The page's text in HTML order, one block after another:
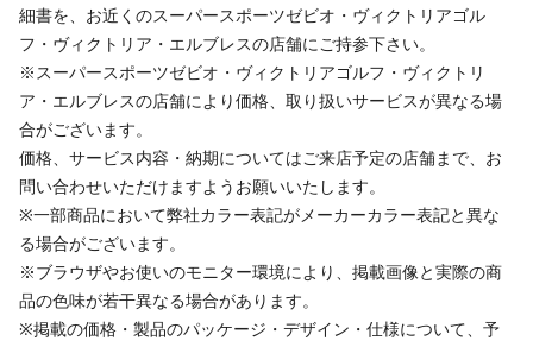
細書を、お近くのスーパースポーツゼビオ・ヴィクトリアゴル
フ・ヴィクトリア・エルブレスの店舗にご持参下さい。
※スーパースポーツゼビオ・ヴィクトリアゴルフ・ヴィクトリ
ア・エルブレスの店舗により価格、取り扱いサービスが異なる場
合がございます。
価格、サービス内容・納期についてはご来店予定の店舗まで、お
問い合わせいただけますようお願いいたします。
※一部商品において弊社カラー表記がメーカーカラー表記と異な
る場合がございます。
※ブラウザやお使いのモニター環境により、掲載画像と実際の商
品の色味が若干異なる場合があります。
※掲載の価格・製品のパッケージ・デザイン・仕様について、予